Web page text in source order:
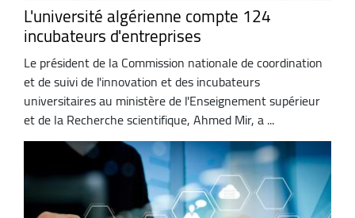
L'université algérienne compte 124
incubateurs d'entreprises
Le président de la Commission nationale de coordination
et de suivi de l'innovation et des incubateurs
universitaires au ministère de l'Enseignement supérieur
et de la Recherche scientifique, Ahmed Mir, a ...